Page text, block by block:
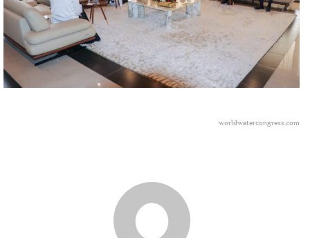
worldwatercongress.com